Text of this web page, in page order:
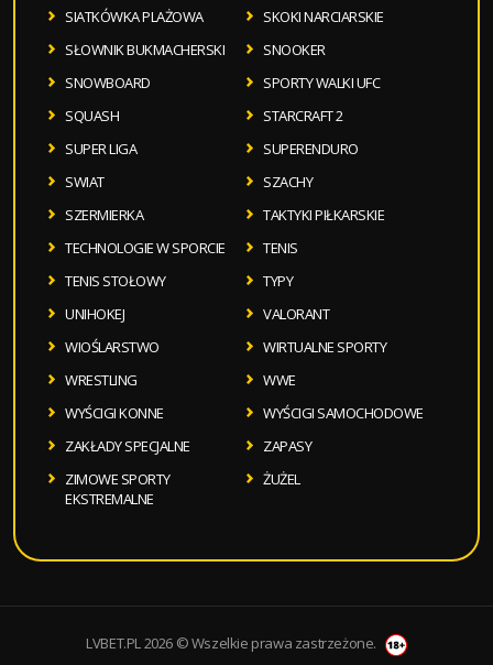
SIATKÓWKA PLAŻOWA
SKOKI NARCIARSKIE
SŁOWNIK BUKMACHERSKI
SNOOKER
SNOWBOARD
SPORTY WALKI UFC
SQUASH
STARCRAFT 2
SUPER LIGA
SUPERENDURO
SWIAT
SZACHY
SZERMIERKA
TAKTYKI PIŁKARSKIE
TECHNOLOGIE W SPORCIE
TENIS
TENIS STOŁOWY
TYPY
UNIHOKEJ
VALORANT
WIOŚLARSTWO
WIRTUALNE SPORTY
WRESTLING
WWE
WYŚCIGI KONNE
WYŚCIGI SAMOCHODOWE
ZAKŁADY SPECJALNE
ZAPASY
ZIMOWE SPORTY
EKSTREMALNE
ŻUŻEL
LVBET.PL 2026 © Wszelkie prawa zastrzeżone.